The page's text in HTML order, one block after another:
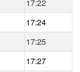
17:22
17:24
17:25
17:27